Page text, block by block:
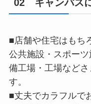
02 キャンバス
■店舗や住宅はもち
公共施設・スポー
備工場・工場など
す。
■丈夫でカラフルで